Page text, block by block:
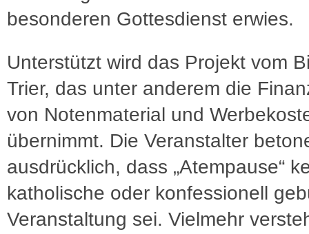
besonderen Gottesdienst erwies.
Unterstützt wird das Projekt vom
Trier, das unter anderem die
von Notenmaterial und
übernimmt. Die Veranstalter
ausdrücklich, dass „Atempause“
katholische oder konfessionell
Veranstaltung sei. Vielmehr